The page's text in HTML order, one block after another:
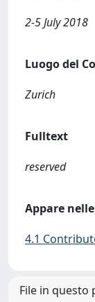
2-5 July 2018
Luogo del
Zurich
Fulltext
reserved
Appare
4.1
File in questo